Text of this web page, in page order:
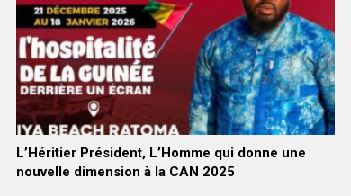
L’Héritier Président, L’Homme qui donne une
nouvelle dimension à la CAN 2025